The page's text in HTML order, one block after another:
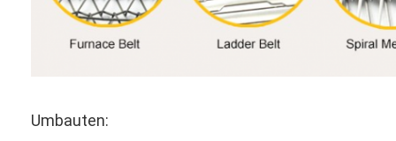
Umbauten: